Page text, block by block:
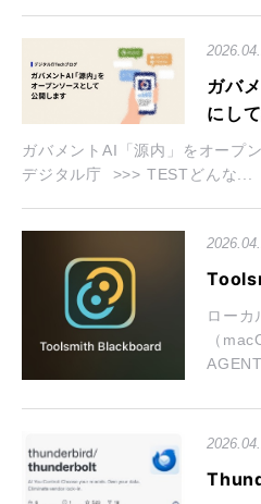
ガバ
にし
ガバメントAI「源内」をオープ
デジタル庁 >>> TESTどんな...
ローカ
（